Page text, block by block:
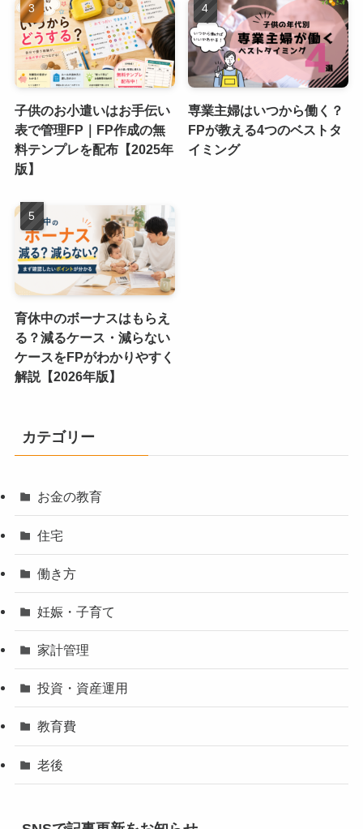
子供のお小遣いはお手伝い
表で管理FP｜FP作成の無
料テンプレを配布【2025年
版】
専業主婦はいつから働く？
FPが教える4つのベストタ
イミング
育休中のボーナスはもらえ
る？減るケース・減らない
ケースをFPがわかりやすく
解説【2026年版】
カテゴリー
お金の教育
住宅
働き方
妊娠・子育て
家計管理
投資・資産運用
教育費
老後